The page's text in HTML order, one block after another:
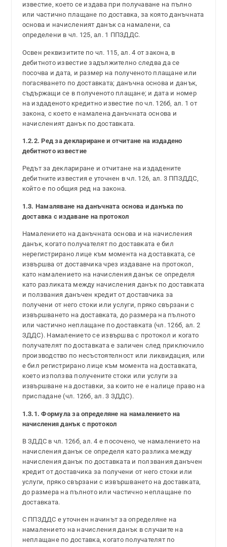
известие, което се издава при получаване на пълно
или частично плащане по доставка, за която данъчната
основа и начисленият данък са намалени, са
определени в чл. 125, ал. 1 ППЗДДС.
Освен реквизитите по чл. 115, ал. 4 от закона, в
дебитното известие задължително следва да се
посочва и дата, и размер на полученото плащане или
погасяването по доставката; данъчна основа и данък,
съдържащи се в полученото плащане; и дата и номер
на издаденото кредитно известие по чл. 126б, ал. 1 от
закона, с което е намалена данъчната основа и
начисленият данък по доставката.
1.2.2. Ред за деклариране и отчитане на издадено
дебитното известие
Редът за деклариране и отчитане на издадените
дебитните известия е уточнен в чл. 126, ал. 3 ППЗДДС,
който е по общия ред на закона.
1.3. Намаляване на данъчната основа и данъка по
доставка с издаване на протокол
Намалението на данъчната основа и на начисления
данък, когато получателят по доставката е бил
нерегистрирано лице към момента на доставката, се
извършва от доставчика чрез издаване на протокол,
като намалението на начисления данък се определя
като разликата между начисления данък по доставката
и ползвания данъчен кредит от доставчика за
получени от него стоки или услуги, пряко свързани с
извършването на доставката, до размера на пълното
или частично неплащане по доставката (чл. 126б, ал. 2
ЗДДС). Намалението се извършва с протокол и когато
получателят по доставката е заличен след приключило
производство по несъстоятелност или ликвидация, или
е бил регистрирано лице към момента на доставката,
което използва получените стоки или услуги за
извършване на доставки, за които не е налице право на
приспадане (чл. 126б, ал. 3 ЗДДС).
1.3.1. Формула за определяне на намалението на
начисления данък с протокол
В ЗДДС в чл. 126б, ал. 4 е посочено, че намалението на
начисления данък се определя като разлика между
начисления данък по доставката и ползвания данъчен
кредит от доставчика за получени от него стоки или
услуги, пряко свързани с извършването на доставката,
до размера на пълното или частично неплащане по
доставката.
С ППЗДДС е уточнен начинът за определяне на
намалението на начисления данък в случаите на
неплащане по доставка, когато получателят по